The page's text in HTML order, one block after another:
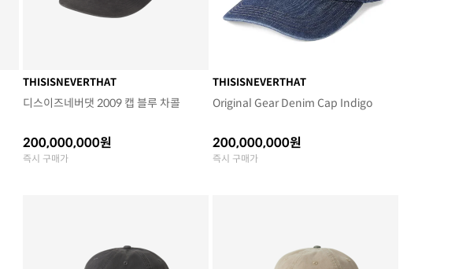
THISISNEVERTHAT
디스이즈네버댓 2009 캡 블루 차콜
200,000,000원
즉시 구매가
THISISNEVERTHAT
Original Gear Denim Cap Indigo
200,000,000원
즉시 구매가